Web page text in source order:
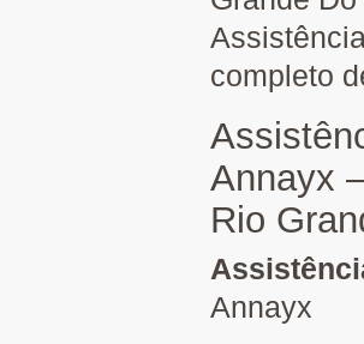
completo
Annayx
Rio
Annayx